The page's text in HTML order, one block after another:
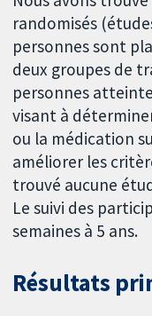
randomisés
personnes sont
deux groupes de
personnes
visant à
ou la médication
améliorer les
trouvé aucune
Le suivi des
semaines à 5 ans.
Résultats